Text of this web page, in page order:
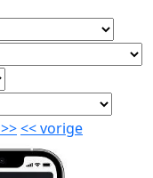
>><<vorige